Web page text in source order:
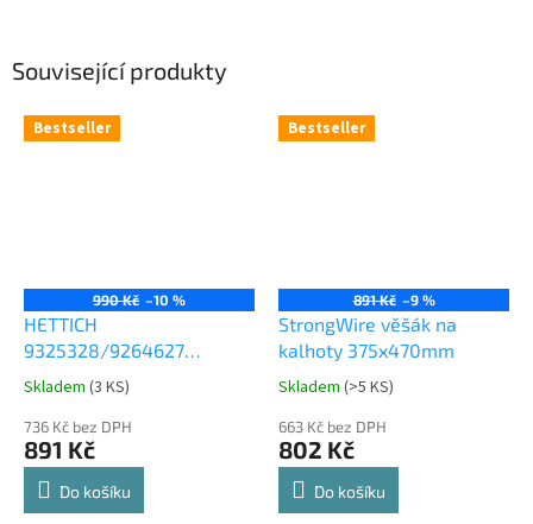
Související produkty
Bestseller
990 Kč –10 %
HETTICH
9325328/9264627
Comfort Spin 360° otočná
police 8kg
Průměrné
produktu
je
4,8
Skladem (3 KS)
736 Kč bez DPH
891 Kč
Do košíku
Bestseller
891 Kč –9 %
StrongWire věšák na
kalhoty 375x470mm
Průměrné
produktu
je
4,8
Skladem (>5 KS)
663 Kč bez DPH
802 Kč
Do košíku